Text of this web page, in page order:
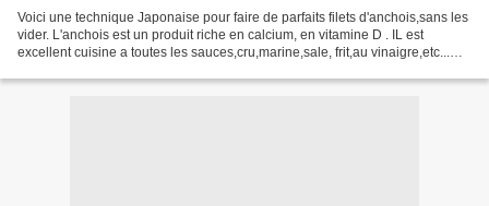
Voici une technique Japonaise pour faire de parfaits filets d'anchois,sans les
vider. L'anchois est un produit riche en calcium, en vitamine D . IL est
excellent cuisine a toutes les sauces,cru,marine,sale, frit,au vinaigre,etc...